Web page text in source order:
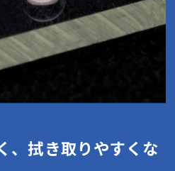
、拭き取りやすくな